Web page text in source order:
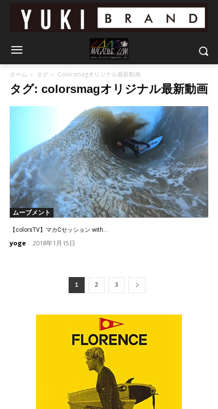
ホーム タグ Colorsmagオリジナル最新動画
タグ: colorsmagオリジナル最新動画
ムーブメント
【colorsTV】マカCセッション with...
yoge - 2018年1月15日
1 2 3